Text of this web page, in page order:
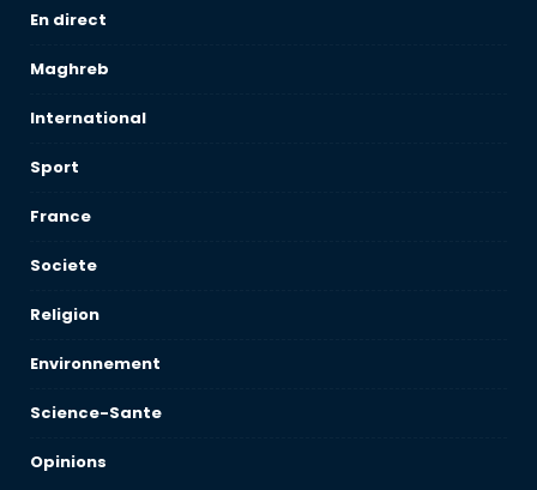
En direct
Maghreb
International
Sport
France
Societe
Religion
Environnement
Science-Sante
Opinions